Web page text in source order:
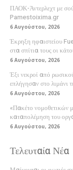
ΠΑΟΚ-Άντερλεχτ με
Pamestoixima.gr
6 Αυγούστου, 2026
Έκρηξη ηφαιστείου
στα σπίτια τους οι
6 Αυγούστου, 2026
Έξι νεκροί από
επλήγησαν στο λιμάνι
6 Αυγούστου, 2026
«Πακέτο νομοθετικών
καταπολέμηση του
6 Αυγούστου, 2026
Τελευταία Νέα